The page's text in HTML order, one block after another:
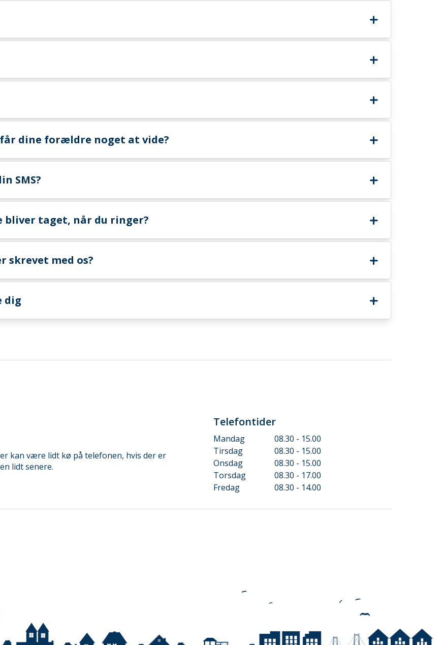
får dine forældre noget at vide?
SMS?
bliver taget, når du ringer?
skrevet med os?
dig
kan være lidt kø på telefonen, hvis der er
lidt senere.
Telefontider
Mandag
08.30 - 15.00
Tirsdag
08.30 - 15.00
Onsdag
08.30 - 15.00
Torsdag
08.30 - 17.00
Fredag
08.30 - 14.00